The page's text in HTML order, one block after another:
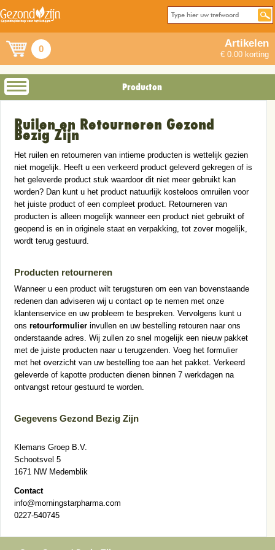
0 Artikelen
€ 0.00 korting
Producten
Ruilen en Retourneren Gezond
Bezig Zijn
Het ruilen en retourneren van intieme producten is wettelijk gezien
niet mogelijk. Heeft u een verkeerd product geleverd gekregen of is
het geleverde product stuk waardoor dit niet meer gebruikt kan
worden? Dan kunt u het product natuurlijk kosteloos omruilen voor
het juiste product of een compleet product. Retourneren van
producten is alleen mogelijk wanneer een product niet gebruikt of
geopend is en in originele staat en verpakking, tot zover mogelijk,
wordt terug gestuurd.
Producten retourneren
Wanneer u een product wilt terugsturen om een van bovenstaande
redenen dan adviseren wij u contact op te nemen met onze
klantenservice en uw probleem te bespreken. Vervolgens kunt u
ons retourformulierinvullen en uw bestelling retouren naar ons
onderstaande adres. Wij zullen zo snel mogelijk een nieuw pakket
met de juiste producten naar u terugzenden. Voeg het formulier
met het overzicht van uw bestelling toe aan het pakket. Verkeerd
geleverde of kapotte producten dienen binnen 7 werkdagen na
ontvangst retour gestuurd te worden.
Gegevens Gezond Bezig Zijn
Klemans Groep B.V.
Schootsvel 5
1671 NW Medemblik
Contact
info@morningstarpharma.com
0227-540745